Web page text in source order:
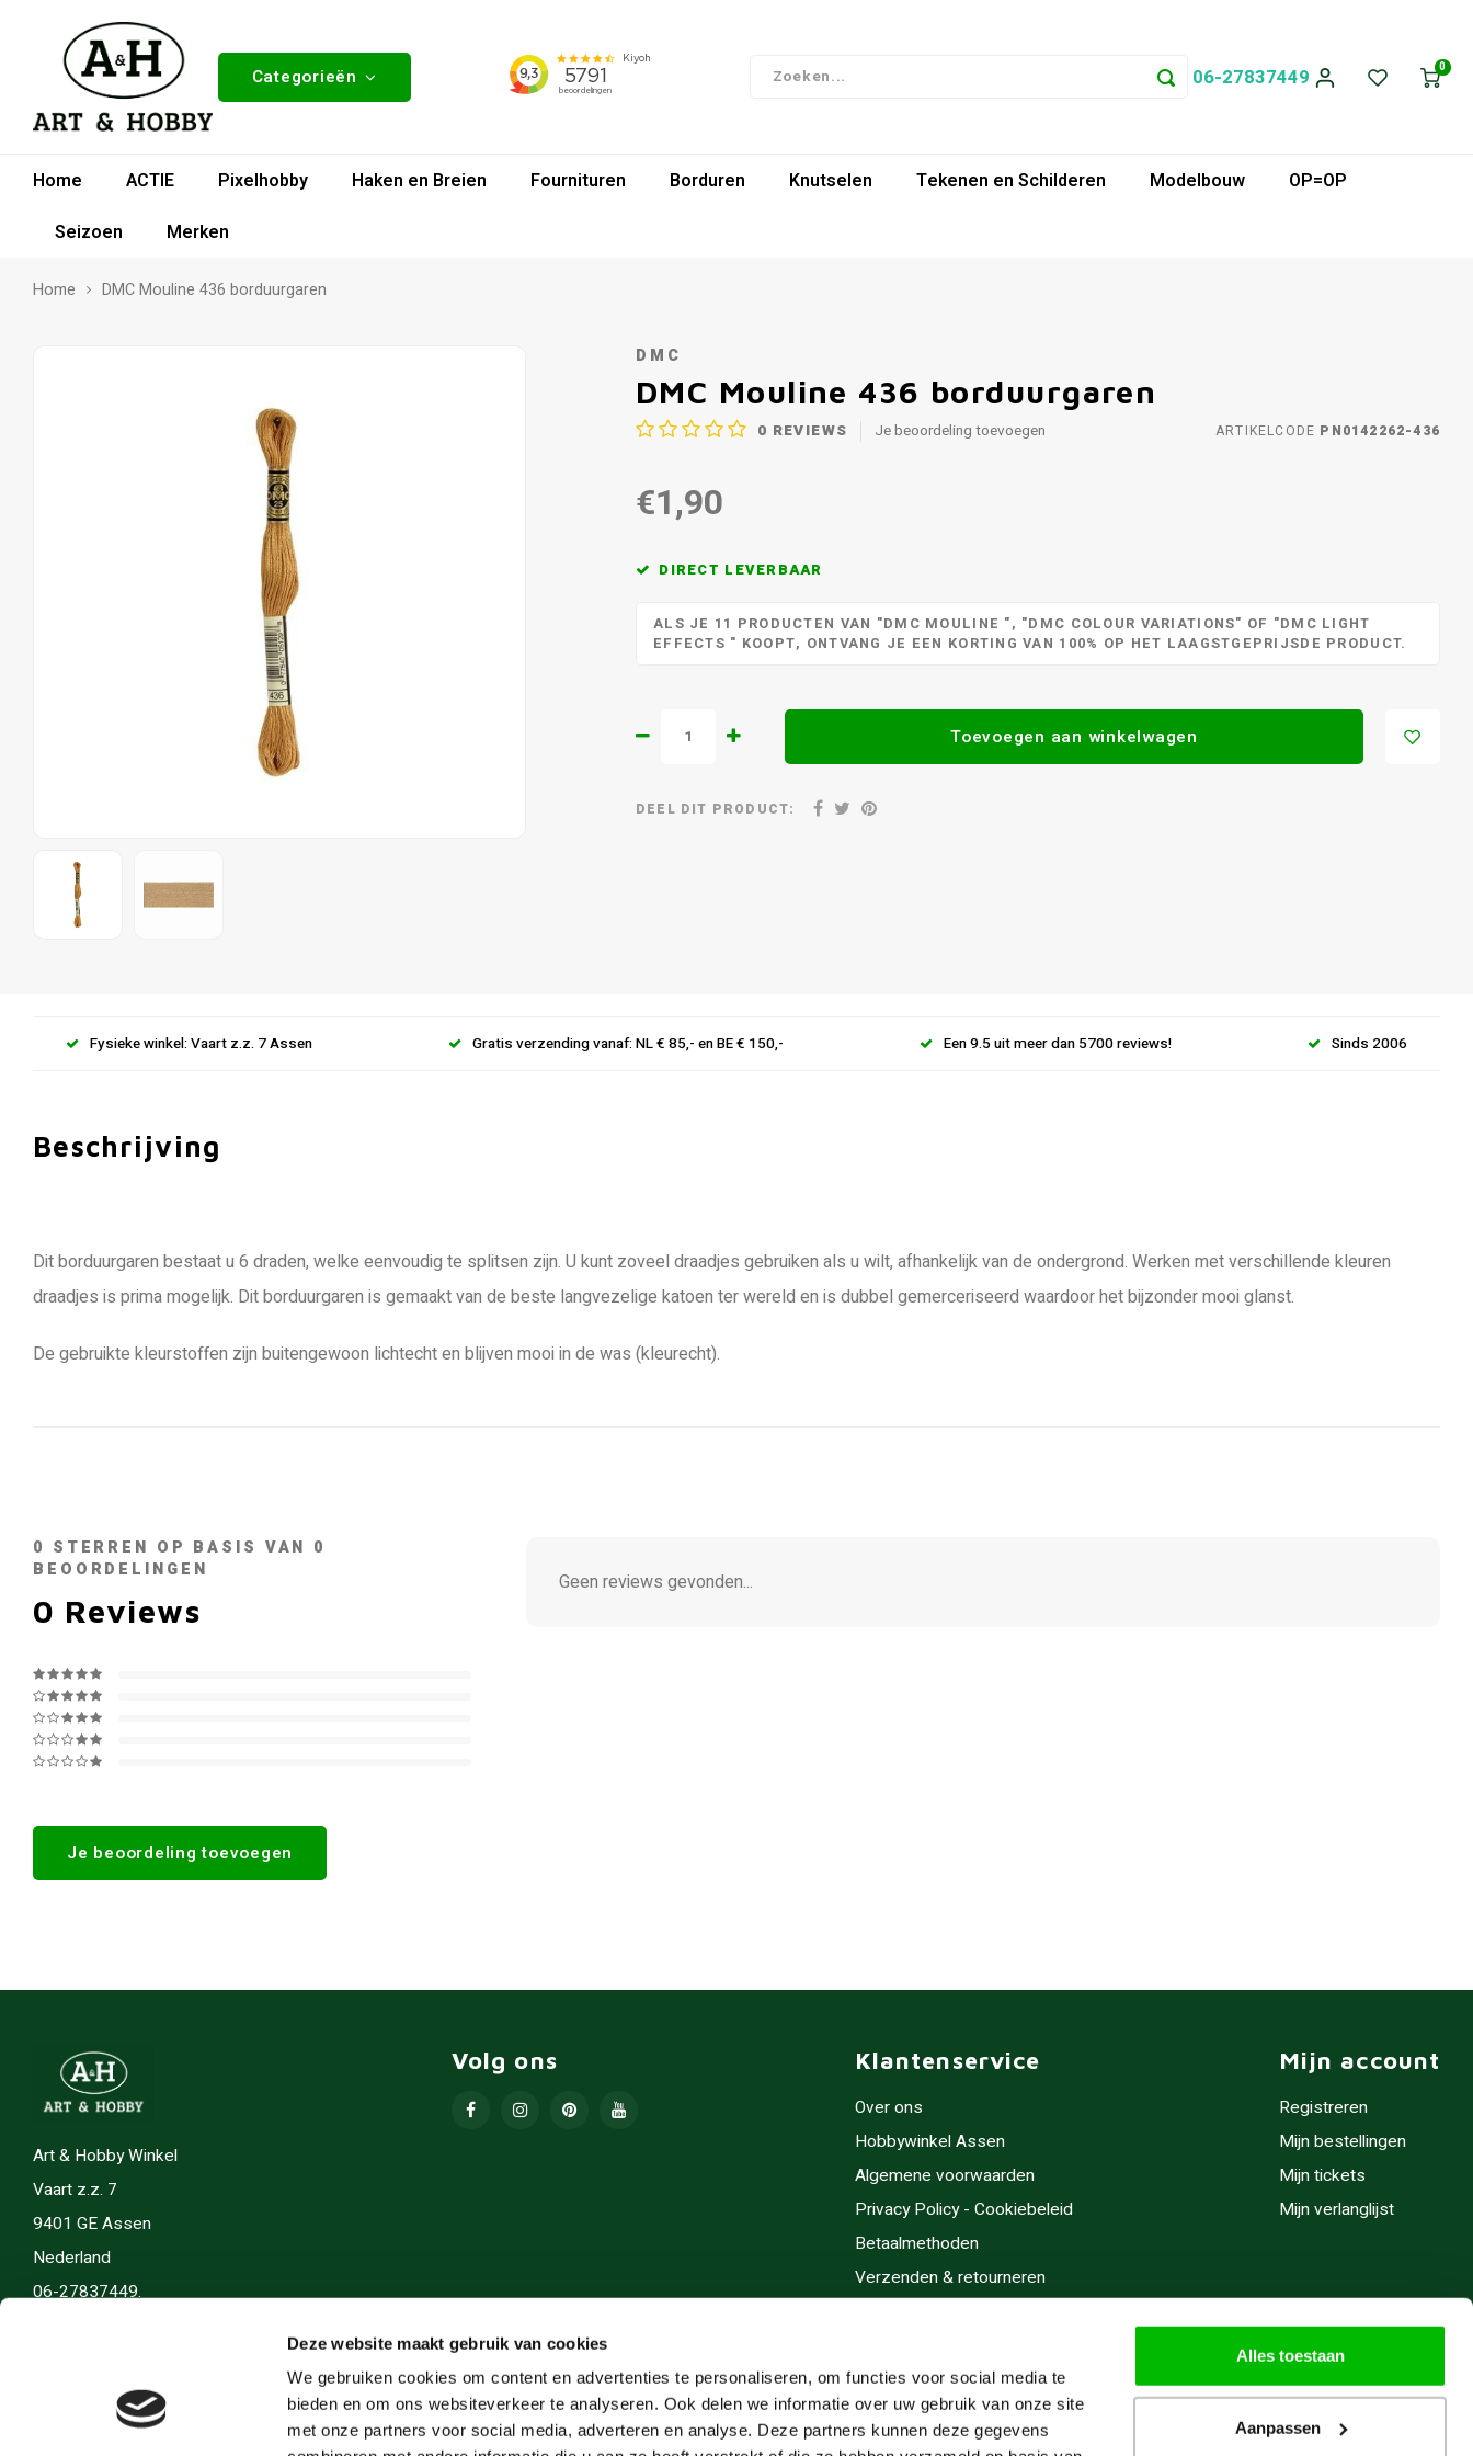
Deze website maakt gebruik van cookies
We gebruiken cookies om content en advertenties te personaliseren, om functies voor social media te
bieden en om ons websiteverkeer te analyseren. Ook delen we informatie over uw gebruik van onze site
met onze partners voor social media, adverteren en analyse. Deze partners kunnen deze gegevens
Alles toestaan
Aanpassen
Categorieën 06-27837449 0
Home ACTIE Pixelhobby Haken en Breien Fournituren Borduren Knutselen Tekenen en Schilderen Modelbouw
OP=OP
Seizoen
Merken
Home DMC Mouline 436 borduurgaren
DMC
DMC Mouline 436 borduurgaren
0 REVIEWS Je beoordeling toevoegen ARTIKELCODE PN0142262-436
€1,90
DIRECT LEVERBAAR
ALS JE 11 PRODUCTEN VAN "DMC MOULINE ", "DMC COLOUR VARIATIONS" OF "DMC LIGHT
EFFECTS " KOOPT, ONTVANG JE EEN KORTING VAN 100% OP HET LAAGSTGEPRIJSDE PRODUCT.
Toevoegen aan winkelwagen
DEEL DIT PRODUCT:
Fysieke winkel: Vaart z.z. 7 Assen Gratis verzending vanaf: NL € 85,- en BE € 150,- Een 9.5 uit meer dan 5700 reviews! Sinds 2006
Beschrijving
Dit borduurgaren bestaat u 6 draden, welke eenvoudig te splitsen zijn. U kunt zoveel draadjes gebruiken als u wilt, afhankelijk van de ondergrond. Werken met verschillende kleuren
draadjes is prima mogelijk. Dit borduurgaren is gemaakt van de beste langvezelige katoen ter wereld en is dubbel gemerceriseerd waardoor het bijzonder mooi glanst.
De gebruikte kleurstoffen zijn buitengewoon lichtecht en blijven mooi in de was (kleurecht).
0 STERREN OP BASIS VAN 0
BEOORDELINGEN
0 Reviews
Je beoordeling toevoegen
Geen reviews gevonden...
Art & Hobby Winkel
Vaart z.z. 7
9401 GE Assen
Nederland
06-27837449.
Volg ons Klantenservice
Over ons
Hobbywinkel Assen
Algemene voorwaarden
Privacy Policy - Cookiebeleid
Betaalmethoden
Verzenden & retourneren
Cadeaubonnen
Inlijsten
Servicegebieden
Mijn account
Registreren
Mijn bestellingen
Mijn tickets
Mijn verlanglijst